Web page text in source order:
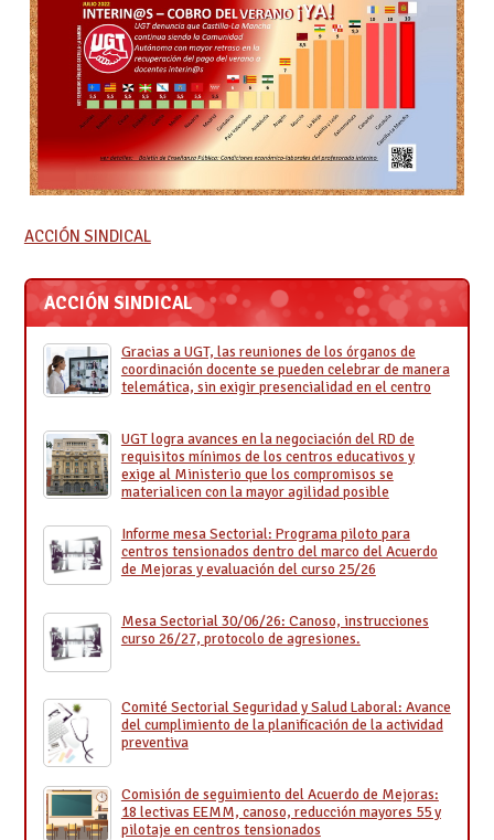
ACCIÓN SINDICAL
ACCIÓN SINDICAL
Gracias a UGT, las reuniones de los órganos de
coordinación docente se pueden celebrar de manera
telemática, sin exigir presencialidad en el centro
UGT logra avances en la negociación del RD de
requisitos mínimos de los centros educativos y
exige al Ministerio que los compromisos se
materialicen con la mayor agilidad posible
Informe mesa Sectorial: Programa piloto para
centros tensionados dentro del marco del Acuerdo
de Mejoras y evaluación del curso 25/26
Mesa Sectorial 30/06/26: Canoso, instrucciones
curso 26/27, protocolo de agresiones.
Comité Sectorial Seguridad y Salud Laboral: Avance
del cumplimiento de la planificación de la actividad
preventiva
Comisión de seguimiento del Acuerdo de Mejoras:
18 lectivas EEMM, canoso, reducción mayores 55 y
pilotaje en centros tensionados